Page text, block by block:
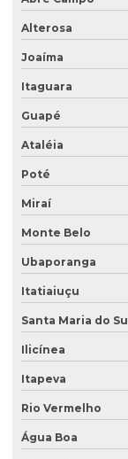
Sondagem de solos
Sondagem de
Sondagem de
Tampa para poço
Alterosa
Joaíma
Itaguara
Guapé
Ataléia
Poté
Miraí
Monte Belo
Ubaporanga
Itatiaiuçu
Santa Maria do
Ilicínea
Itapeva
Rio Vermelho
Água Boa